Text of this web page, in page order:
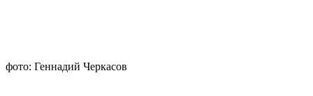
фото: Геннадий Черкасов